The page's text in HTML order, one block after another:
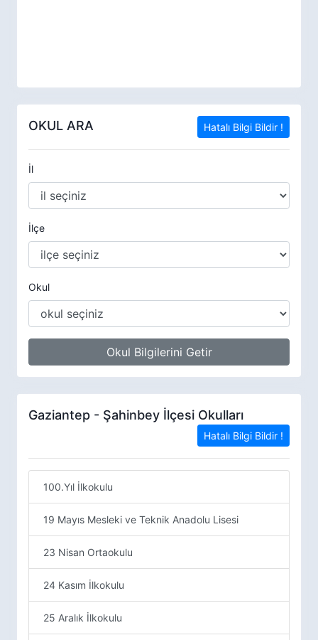
OKUL ARA Hatalı Bilgi Bildir !
İl
İlçe
Okul
Okul Bilgilerini Getir
Gaziantep - Şahinbey İlçesi Okulları
Hatalı Bilgi Bildir !
100.Yıl İlkokulu
19 Mayıs Mesleki ve Teknik Anadolu Lisesi
23 Nisan Ortaokulu
24 Kasım İlkokulu
25 Aralık İlkokulu